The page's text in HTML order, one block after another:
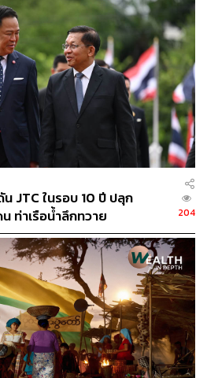
บนวัตกรรม การวิจัย และพัฒนา
ที่ส่งเสริมการแข่งขัน
นรู้ มุ่งผลลัพธ์ และยกระดับทักษะ
การผลิตข้ามชาติ (Global Value
ร้างพื้นฐานสาธารณะ และการ
งงาน
ารและการค้าโลก
มระดับการลงทุนทั้งภาครัฐและ
ยบกับระดับที่มีอยู่ในปัจจุบัน ขณะ
รือมี GDP ต่อหัวของไทย โดยไทย
กับภาคเอกชนและประชาชน นั่น
รศึกษา”
ทยแตกต่างจากประเทศอื่นๆ ใน
ารณะสูง เนื่องจากไทยยังมีพื้นที่
JTC ในรอบ 10 ปี ปลุก
ท่าเรือน้ำลึกทวาย
204